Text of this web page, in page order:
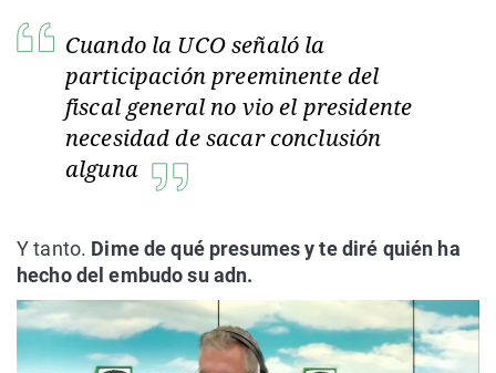
Cuando la UCO señaló la
participación preeminente del
fiscal general no vio el presidente
necesidad de sacar conclusión
alguna
Y tanto. Dime de qué presumes y te diré quién ha
hecho del embudo su adn.